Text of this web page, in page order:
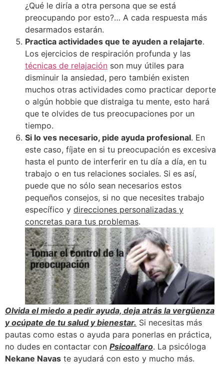
¿Qué le diría a otra persona que se está
preocupando por esto?… A cada respuesta más
desarmados estarán.
Practica actividades que te ayuden a relajarte.
Los ejercicios de respiración profunda y las
técnicas de relajación son muy útiles para
disminuir la ansiedad, pero también existen
muchos otras actividades como practicar deporte
o algún hobbie que distraiga tu mente, esto hará
que te olvides de tus preocupaciones por un
tiempo.
Si lo ves necesario, pide ayuda profesional. En
este caso, fíjate en si tu preocupación es excesiva
hasta el punto de interferir en tu día a día, en tu
trabajo o en tus relaciones sociales. Si es así,
puede que no sólo sean necesarios estos
pequeños consejos, si no que necesites trabajo
específico y direcciones personalizadas y
concretas para tus problemas.
Olvida el miedo a pedir ayuda, deja atrás la vergüenza
y ocúpate de tu salud y bienestar. Si necesitas más
pautas como estas o ayuda para ponerlas en práctica,
no dudes en contactar con Psicoalfaro. La psicóloga
Nekane Navas te ayudará con esto y mucho más.